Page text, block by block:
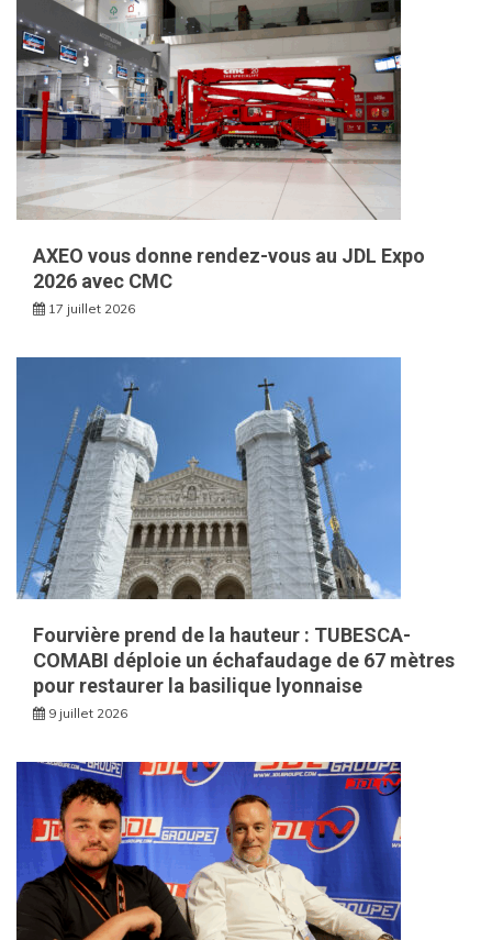
AXEO vous donne rendez-vous au JDL Expo
2026 avec CMC
17 juillet 2026
Fourvière prend de la hauteur : TUBESCA-
COMABI déploie un échafaudage de 67 mètres
pour restaurer la basilique lyonnaise
9 juillet 2026